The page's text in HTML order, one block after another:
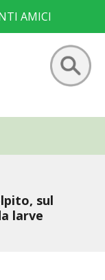
AMICI
sul
larve